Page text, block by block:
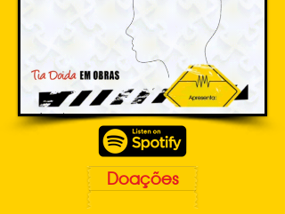
Doações